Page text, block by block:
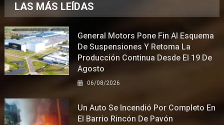
LAS MÁS LEÍDAS
General Motors Pone Fin Al Esquema
De Suspensiones Y Retoma La
Producción Continua Desde El 19 De
Agosto
06/08/2026
Un Auto Se Incendió Por Completo En
El Barrio Rincón De Pavón